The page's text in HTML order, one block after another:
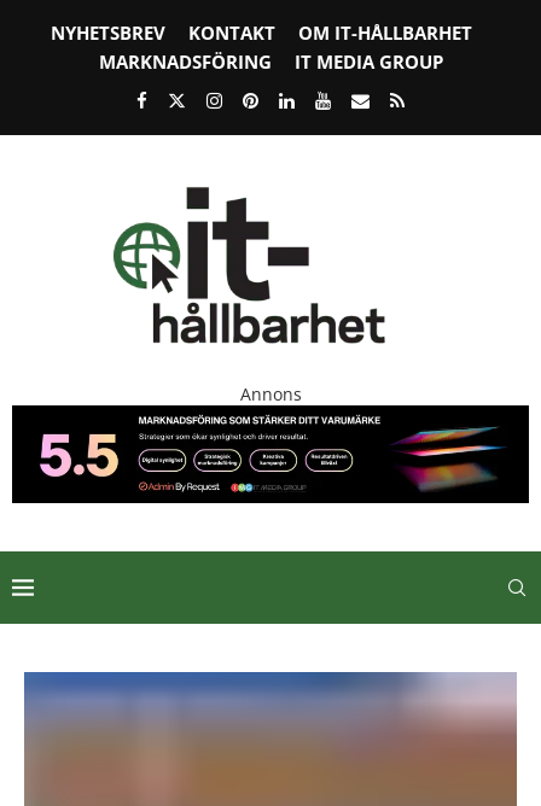
NYHETSBREV KONTAKT
OM IT-HÅLLBARHET
MARKNADSFÖRING
IT MEDIA GROUP
Annons